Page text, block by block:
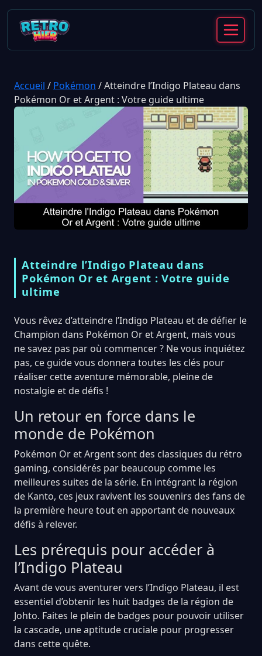
Accueil / Pokémon /Atteindre l’Indigo Plateau dans
Pokémon Or et Argent : Votre guide ultime
Atteindre l’Indigo Plateau dans
Pokémon Or et Argent : Votre guide
ultime
Vous rêvez d’atteindre l’Indigo Plateau et de défier le
Champion dans Pokémon Or et Argent, mais vous
ne savez pas par où commencer ? Ne vous inquiétez
pas, ce guide vous donnera toutes les clés pour
réaliser cette aventure mémorable, pleine de
nostalgie et de défis !
Un retour en force dans le
monde de Pokémon
Pokémon Or et Argent sont des classiques du rétro
gaming, considérés par beaucoup comme les
meilleures suites de la série. En intégrant la région
de Kanto, ces jeux ravivent les souvenirs des fans de
la première heure tout en apportant de nouveaux
défis à relever.
Les prérequis pour accéder à
l’Indigo Plateau
Avant de vous aventurer vers l’Indigo Plateau, il est
essentiel d’obtenir les huit badges de la région de
Johto. Faites le plein de badges pour pouvoir utiliser
la cascade, une aptitude cruciale pour progresser
dans cette quête.